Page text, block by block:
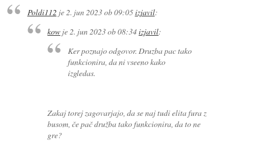
Poldi112je2. jun 2023 ob 09:05izjavil:
kow je2. jun 2023 ob 08:34izjavil:
Ker poznajo odgovor. Druzba pac tako
funkcionira, da ni vseeno kako
izgledas.
Zakaj torej zagovarjajo, da se naj tudi elita fura z
busom, če pač družba tako funkcionira, da to ne
gre?